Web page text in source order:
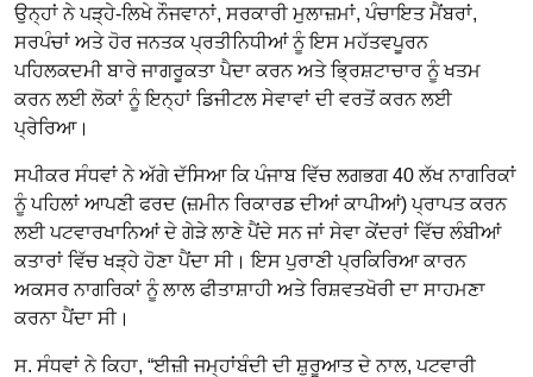
ਉਨ੍ਹਾਂ ਨੇ ਪੜ੍ਹੇ-ਲਿਖੇ ਨੌਜਵਾਨਾਂ, ਸਰਕਾਰੀ ਮੁਲਾਜ਼ਮਾਂ, ਪੰਚਾਇਤ ਮੈਂਬਰਾਂ,
ਸਰਪੰਚਾਂ ਅਤੇ ਹੋਰ ਜਨਤਕ ਪ੍ਰਤੀਨਿਧੀਆਂ ਨੂੰ ਇਸ ਮਹੱਤਵਪੂਰਨ
ਪਹਿਲਕਦਮੀ ਬਾਰੇ ਜਾਗਰੂਕਤਾ ਪੈਦਾ ਕਰਨ ਅਤੇ ਭ੍ਰਿਸ਼ਟਾਚਾਰ ਨੂੰ ਖਤਮ
ਕਰਨ ਲਈ ਲੋਕਾਂ ਨੂੰ ਇਨ੍ਹਾਂ ਡਿਜੀਟਲ ਸੇਵਾਵਾਂ ਦੀ ਵਰਤੋਂ ਕਰਨ ਲਈ
ਪ੍ਰੇਰਿਆ।
ਸਪੀਕਰ ਸੰਧਵਾਂ ਨੇ ਅੱਗੇ ਦੱਸਿਆ ਕਿ ਪੰਜਾਬ ਵਿੱਚ ਲਗਭਗ 40 ਲੱਖ ਨਾਗਰਿਕਾਂ
ਨੂੰ ਪਹਿਲਾਂ ਆਪਣੀ ਫਰਦ (ਜ਼ਮੀਨ ਰਿਕਾਰਡ ਦੀਆਂ ਕਾਪੀਆਂ) ਪ੍ਰਾਪਤ ਕਰਨ
ਲਈ ਪਟਵਾਰਖਾਨਿਆਂ ਦੇ ਗੇੜੇ ਲਾਣੇ ਪੈਂਦੇ ਸਨ ਜਾਂ ਸੇਵਾ ਕੇਂਦਰਾਂ ਵਿੱਚ ਲੰਬੀਆਂ
ਕਤਾਰਾਂ ਵਿੱਚ ਖੜ੍ਹੇ ਹੋਣਾ ਪੈਂਦਾ ਸੀ। ਇਸ ਪੁਰਾਣੀ ਪ੍ਰਕਿਰਿਆ ਕਾਰਨ
ਅਕਸਰ ਨਾਗਰਿਕਾਂ ਨੂੰ ਲਾਲ ਫੀਤਾਸ਼ਾਹੀ ਅਤੇ ਰਿਸ਼ਵਤਖੋਰੀ ਦਾ ਸਾਹਮਣਾ
ਕਰਨਾ ਪੈਂਦਾ ਸੀ।
ਸ. ਸੰਧਵਾਂ ਨੇ ਕਿਹਾ, “ਈਜ਼ੀ ਜਮ੍ਹਾਂਬੰਦੀ ਦੀ ਸ਼ੁਰੂਆਤ ਦੇ ਨਾਲ, ਪਟਵਾਰੀ